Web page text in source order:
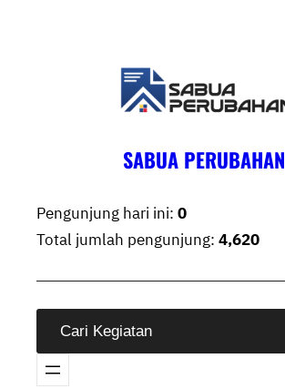
SABUA PERUBAHAN
Pengunjung hari ini: 0
Total jumlah pengunjung: 4,620
e